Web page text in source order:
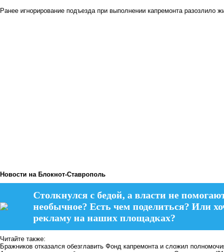
Ранее игнорирование подъезда при выполнении капремонта разозлило
Новости на Блoкнoт-Ставрополь
Столкнулся с бедой, а власти не
необычное? Есть чем поделиться? Или
рекламу на наших площадках?
Читайте также:
Бражников отказался обезглавить Фонд капремонта и сложил